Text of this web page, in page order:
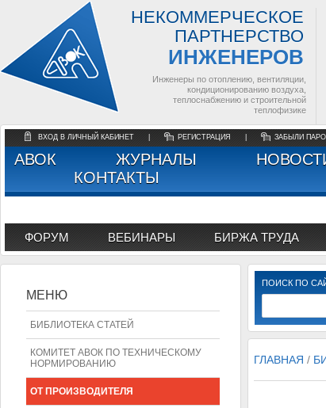
НЕКОММЕРЧЕСКОЕ
ПАРТНЕРСТВО
ИНЖЕНЕРОВ
Инженеры по отоплению, вентиляции,
кондиционированию воздуха,
теплоснабжению и строительной
теплофизике
ВХОД В ЛИЧНЫЙ КАБИНЕТ РЕГИСТРАЦИЯ ЗАБЫЛИ
АВОК ЖУРНАЛЫ
КОНТАКТЫ
ФОРУМ ВЕБИНАРЫ БИРЖА ТРУДА
ПОИСК ПО
ГЛАВНАЯ /
МЕНЮ
БИБЛИОТЕКА СТАТЕЙ
КОМИТЕТ АВОК ПО ТЕХНИЧЕСКОМУ
НОРМИРОВАНИЮ
ОТ ПРОИЗВОДИТЕЛЯ